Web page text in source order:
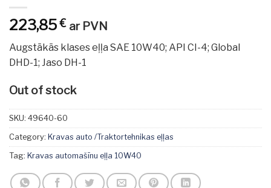
223,85€ ar PVN
Augstākās klases eļļa SAE 10W40; API CI-4; Global
DHD-1; Jaso DH-1
Out of stock
SKU: 49640-60
Category: Kravas auto /Traktortehnikas eļļas
Tag: Kravas automašīnu eļļa 10W40